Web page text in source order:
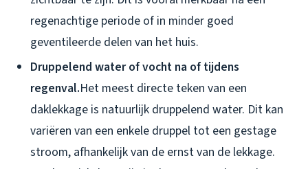
regenachtige periode of in minder goed
geventileerde delen van het huis.
Druppelend water of vocht na of tijdens
regenval.Het meest directe teken van een
daklekkage is natuurlijk druppelend water. Dit kan
variëren van een enkele druppel tot een gestage
stroom, afhankelijk van de ernst van de lekkage.